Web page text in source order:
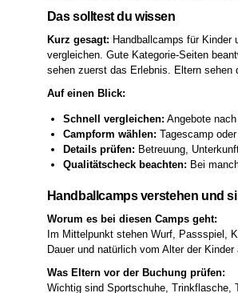
Das solltest du wissen
Kurz gesagt: Handballcamps für Kinder
vergleichen. Gute Kategorie-Seiten
sehen zuerst das Erlebnis. Eltern sehen
Auf einen Blick:
Schnell vergleichen: Angebote
Campform wählen: Tagescamp
Details prüfen: Betreuung,
Qualitätscheck beachten: Bei
Handballcamps verstehen und
Worum es bei diesen Camps geht:
Im Mittelpunkt stehen Wurf, Passspiel,
Dauer und natürlich vom Alter der
Was Eltern vor der Buchung prüfen:
Wichtig sind Sportschuhe, Trinkflasche,